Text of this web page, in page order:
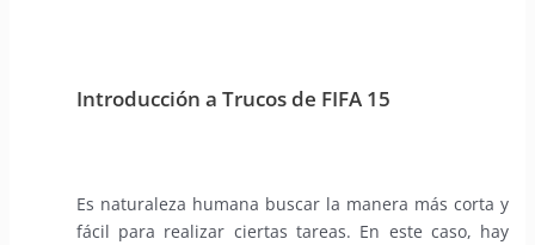
Introducción a Trucos de FIFA 15
Es naturaleza humana buscar la manera más corta y
fácil para realizar ciertas tareas. En este caso, hay